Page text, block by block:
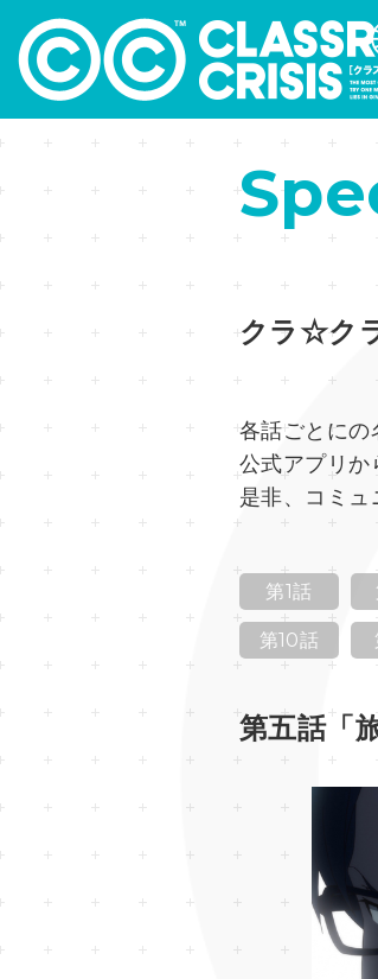
クラ☆ク
各話ごとにの
公式アプリか
是非、コミュ
第1話
第10話
第五話「